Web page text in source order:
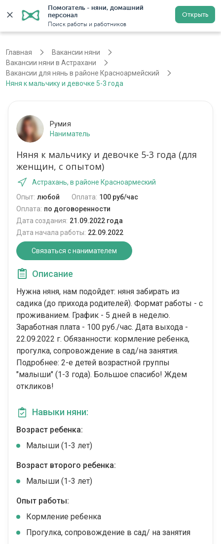
Помогатель - няни, домашний
персонал
Поиск работы и работников
Открыть
Астрахань Регистрация
Главная
Вакансии няни
Вакансии няни в Астрахани
Вакансии для нянь в районе Красноармейский
Няня к мальчику и девочке 5-3 года
Румия
Наниматель
Няня к мальчику и девочке 5-3 года (для
женщин, с опытом)
Астрахань, в районе Красноармеский
Опыт: любой Оплата: 100 руб/час
Оплата: по договоренности
Дата создания: 21.09.2022 года
Дата начала работы: 22.09.2022
Связаться с нанимателем
Описание
Нужна няня, нам подойдет: няня забирать из
садика (до прихода родителей). Формат работы - c
проживанием. График - 5 дней в неделю.
Заработная плата - 100 руб./час. Дата выхода -
22.09.2022 г. Обязанности: кормление ребенка,
прогулка, сопровождение в сад/на занятия.
Подробнее: 2-е детей возрастной группы
"малыши" (1-3 года). Большое спасибо! Ждем
откликов!
Навыки няни:
Возраст ребенка:
Малыши (1-3 лет)
Возраст второго ребенка:
Малыши (1-3 лет)
Опыт работы:
Кормление ребенка
Прогулка, сопровождение в сад/ на занятия